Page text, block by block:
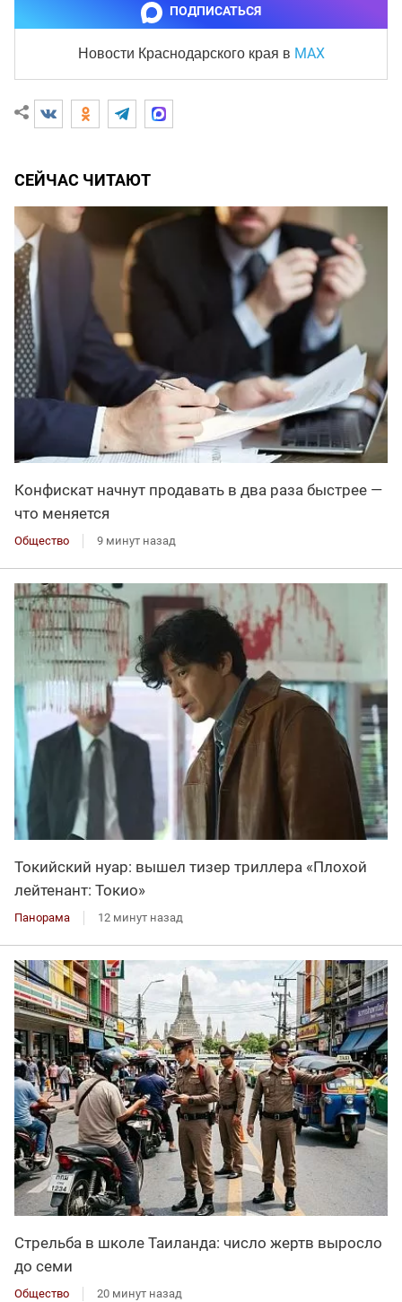
ПОДПИСАТЬСЯ
Новости Краснодарского края в MAX
СЕЙЧАС ЧИТАЮТ
Конфискат начнут продавать в два раза быстрее —
что меняется
Общество 9 минут назад
Токийский нуар: вышел тизер триллера «Плохой
лейтенант: Токио»
Панорама 12 минут назад
Стрельба в школе Таиланда: число жертв выросло
до семи
Общество 20 минут назад